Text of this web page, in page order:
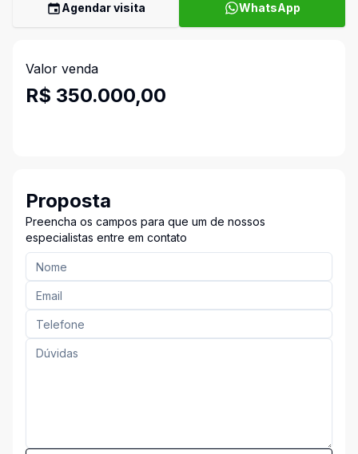
Agendar visita WhatsApp
Valor venda
R$ 350.000,00
Proposta
Preencha os campos para que um de nossos
especialistas entre em contato